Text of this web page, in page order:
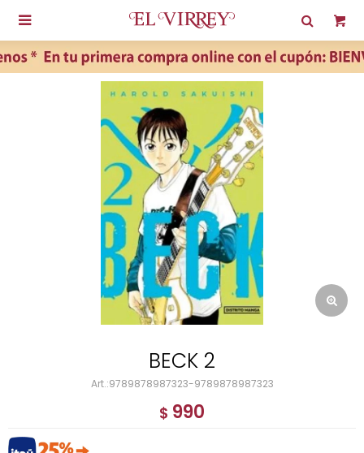

BECK 2
9789878987323-9789878987323
$ 990